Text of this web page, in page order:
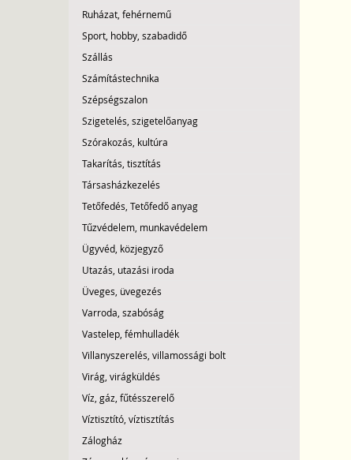
Ruházat, fehérnemű
Sport, hobby, szabadidő
Szállás
Számítástechnika
Szépségszalon
Szigetelés, szigetelőanyag
Szórakozás, kultúra
Takarítás, tisztítás
Társasházkezelés
Tetőfedés, Tetőfedő anyag
Tűzvédelem, munkavédelem
Ügyvéd, közjegyző
Utazás, utazási iroda
Üveges, üvegezés
Varroda, szabóság
Vastelep, fémhulladék
Villanyszerelés, villamossági bolt
Virág, virágküldés
Víz, gáz, fűtésszerelő
Víztisztító, víztisztítás
Zálogház